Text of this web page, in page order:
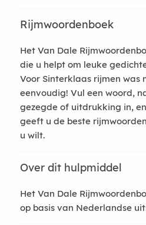
Rijmwoordenboek
Het Van Dale
die u helpt om leuke
Voor Sinterklaas rijmen was
eenvoudig! Vul een woord,
gezegde of uitdrukking in,
geeft u de beste
u wilt.
Over dit hulpmiddel
Het Van Dale
op basis van Nederlandse